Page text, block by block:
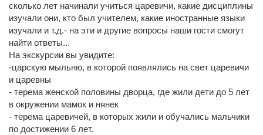
сколько лет начинали учиться царевичи, какие дисциплины
изучали они, кто был учителем, какие иностранные языки
изучали и т.д.- на эти и другие вопросы наши гости смогут
найти ответы...
На экскурсии вы увидите:
-царскую мыльню, в которой появлялись на свет царевичи
и царевны
- терема женской половины дворца, где жили дети до 5 лет
в окружении мамок и нянек
- терема царевичей, в которых жили и обучались мальчики
по достижении 6 лет.